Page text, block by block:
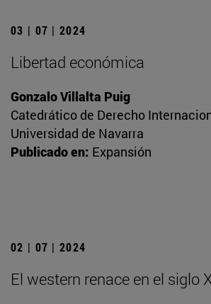
03 | 07 | 2024
Libertad económica
Gonzalo Villalta Puig
Catedrático de Derecho
Universidad de Navarra
Publicado en: Expansión
02 | 07 | 2024
El western renace en el siglo